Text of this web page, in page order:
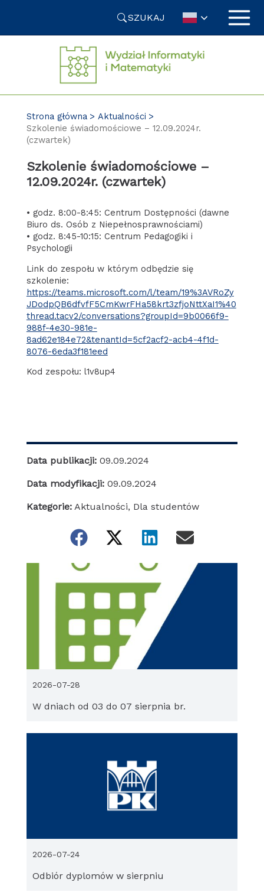
SZUKAJ
Strona główna
Aktualności
Szkolenie świadomościowe – 12.09.2024r.
(czwartek)
Szkolenie świadomościowe –
12.09.2024r. (czwartek)
• godz. 8:00-8:45: Centrum Dostępności (dawne
Biuro ds. Osób z Niepełnosprawnościami)
• godz. 8:45-10:15: Centrum Pedagogiki i
Psychologii
Link do zespołu w którym odbędzie się
szkolenie:
https://teams.microsoft.com/l/team/19%3AVRoZy
JDodpQB6dfvfF5CmKwrFHa58krt3zfjoNttXaI1%40
thread.tacv2/conversations?groupId=9b0066f9-
988f-4e30-981e-
8ad62e184e72&tenantId=5cf2acf2-acb4-4f1d-
8076-6eda3f181eed
Kod zespołu: l1v8up4
Data publikacji: 09.09.2024
Data modyfikacji: 09.09.2024
Kategorie: Aktualności, Dla studentów
W dniach od 03 do 07 sierpnia br.
2026-07-28
Odbiór dyplomów w sierpniu
2026-07-24